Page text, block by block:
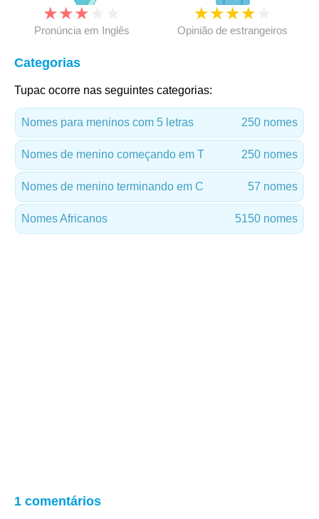
★★★
Pronúncia em Inglês
★★★★
Opinião de estrangeiros
Categorias
Tupac ocorre nas seguintes categorias:
Nomes para meninos com 5 letras 250 nomes
Nomes de menino começando em T 250 nomes
Nomes de menino terminando em C 57 nomes
Nomes Africanos 5150 nomes
1 comentários